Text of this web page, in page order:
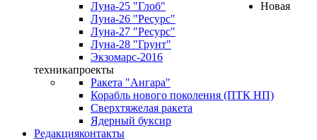
Луна-25 "Глоб"
Луна-26 "Ресурс"
Луна-27 "Ресурс"
Луна-28 "Грунт"
Экзомарс-2016
Новая
техникапроекты
Ракета "Ангара"
Корабль нового поколения (ПТК НП)
Сверхтяжелая ракета
Ядерный буксир
Редакцияконтакты